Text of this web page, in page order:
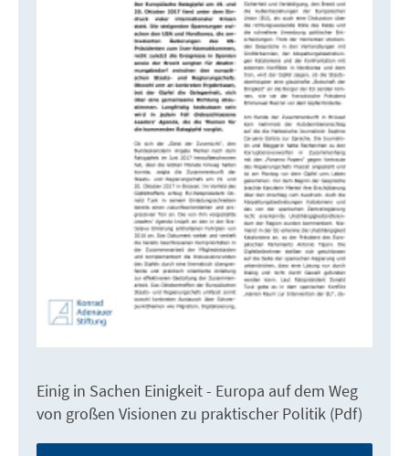
Einig in Sachen Einigkeit - Europa auf dem Weg
von großen Visionen zu praktischer Politik (Pdf)